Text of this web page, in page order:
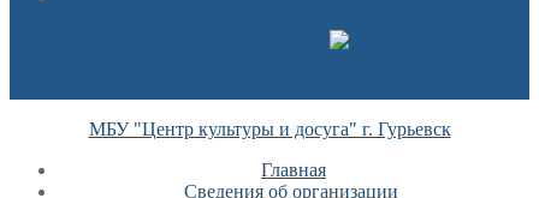
МБУ "Центр культуры и досуга" г. Гурьевск
Главная
Сведения об организации